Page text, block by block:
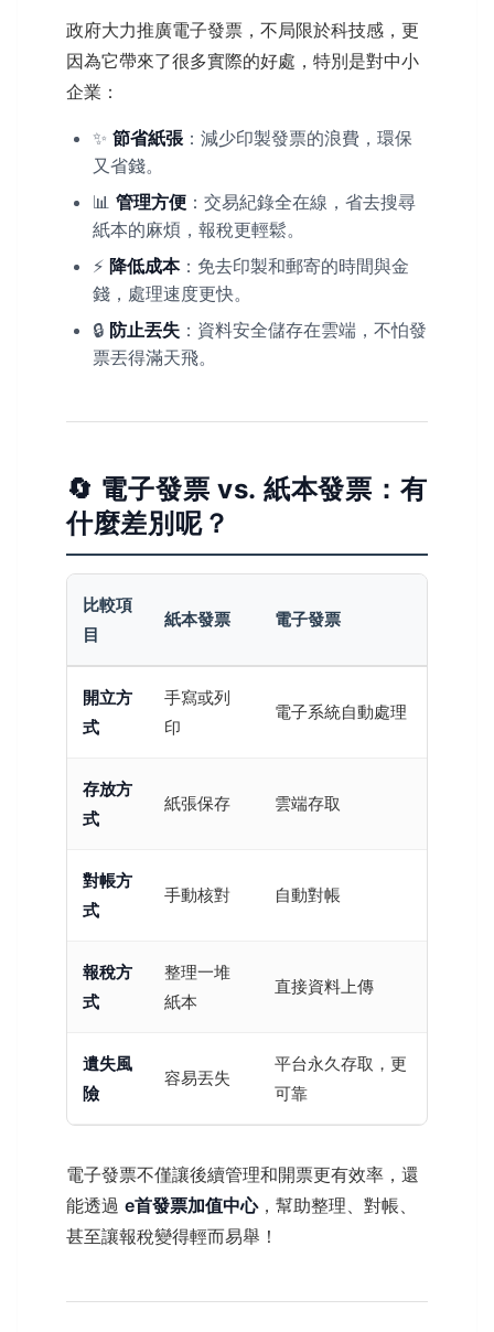
政府大力推廣電子發票，不局限於科技感，更
因為它帶來了很多實際的好處，特別是對中小
企業：
✨ 節省紙張：減少印製發票的浪費，環保
又省錢。
📊 管理方便 ：交易紀錄全在線，省去搜尋
紙本的麻煩，報稅更輕鬆。
⚡ 降低成本：免去印製和郵寄的時間與金
錢，處理速度更快。
🔒 防止丟失 ：資料安全儲存在雲端，不怕發
票丟得滿天飛。
🔄 電子發票 vs. 紙本發票：有
什麼差別呢？
比較項
目
紙本發票 電子發票
開立方
式
手寫或列
印
電子系統自動處理
存放方
式
紙張保存 雲端存取
對帳方
式
手動核對 自動對帳
報稅方
式
整理一堆
紙本
直接資料上傳
遺失風
險
容易丟失
平台永久存取，更
可靠
電子發票不僅讓後續管理和開票更有效率，還
能透過 e首發票加值中心，幫助整理、對帳、
甚至讓報稅變得輕而易舉！